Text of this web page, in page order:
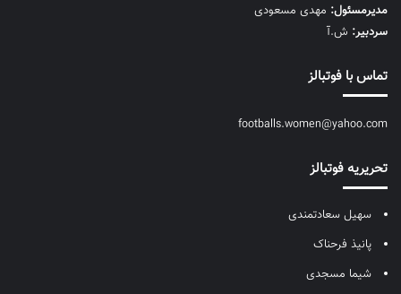
مديرمسئول: مهدی مسعودی
سردبیر: ش.آ
تماس با فوتبالز
footballs.women@yahoo.com
تحریریه فوتبالز
سهیل سعادتمندی
پانیذ فرحناک
شیما مسجدی